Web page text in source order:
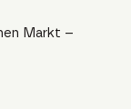
Markt –